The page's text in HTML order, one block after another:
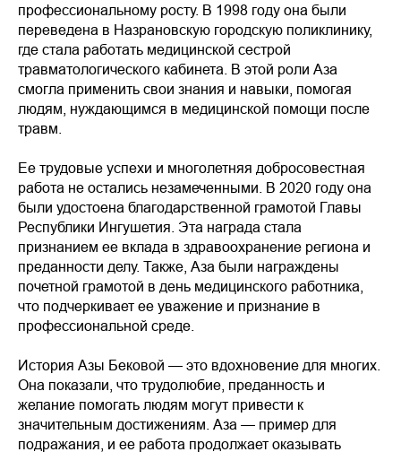
профессиональному росту. В 1998 году она были
переведена в Назрановскую городскую поликлинику,
где стала работать медицинской сестрой
травматологического кабинета. В этой роли Аза
смогла применить свои знания и навыки, помогая
людям, нуждающимся в медицинской помощи после
травм.
Ее трудовые успехи и многолетняя добросовестная
работа не остались незамеченными. В 2020 году она
были удостоена благодарственной грамотой Главы
Республики Ингушетия. Эта награда стала
признанием ее вклада в здравоохранение региона и
преданности делу. Также, Аза были награждены
почетной грамотой в день медицинского работника,
что подчеркивает ее уважение и признание в
профессиональной среде.
История Азы Бековой — это вдохновение для многих.
Она показали, что трудолюбие, преданность и
желание помогать людям могут привести к
значительным достижениям. Аза — пример для
подражания, и ее работа продолжает оказывать